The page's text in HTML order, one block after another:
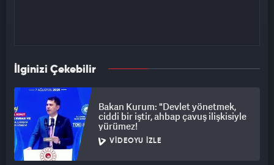
İlginizi Çekebilir
Bakan Kurum: "Devlet yönetmek,
ciddi bir iştir, ahbap çavuş ilişkisiyle
yürümez!
VIDEOYU İZLE